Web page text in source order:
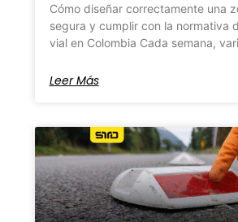
Cómo diseñar correctamente una
segura y cumplir con la normativa
vial en Colombia Cada semana,
Leer Más